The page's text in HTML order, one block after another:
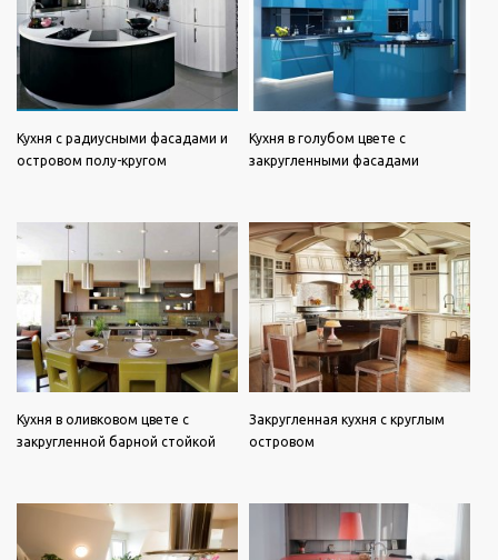
Кухня с радиусными фасадами и
островом полу-кругом
Кухня в голубом цвете с
закругленными фасадами
Кухня в оливковом цвете с
закругленной барной стойкой
Закругленная кухня с круглым
островом